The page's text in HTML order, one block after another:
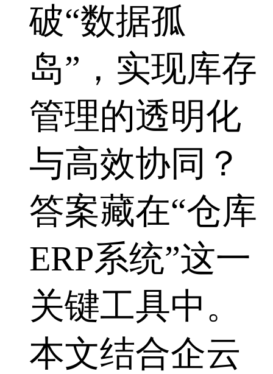
破“数据孤
岛”，实现库存
管理的透明化
与高效协同？
答案藏在“仓库
ERP系统”这一
关键工具中。
本文结合企云